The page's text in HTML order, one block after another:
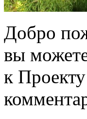
Добро
вы
к